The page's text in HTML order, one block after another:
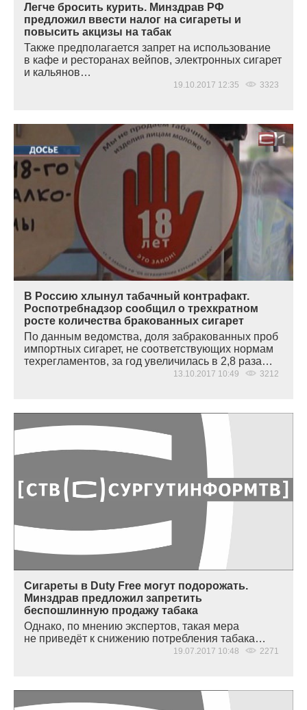
Легче бросить курить. Минздрав РФ
предложил ввести налог на сигареты и
повысить акцизы на табак
Также предполагается запрет на использование
в кафе и ресторанах вейпов, электронных сигарет
и кальянов…
19.10.2017 12:35 3323
В Россию хлынул табачный контрафакт.
Роспотребнадзор сообщил о трехкратном
росте количества бракованных сигарет
По данным ведомства, доля забракованных проб
импортных сигарет, не соответствующих нормам
техрегламентов, за год увеличилась в 2,8 раза…
13.10.2017 10:49 3212
Сигареты в Duty Free могут подорожать.
Минздрав предложил запретить
беспошлинную продажу табака
Однако, по мнению экспертов, такая мера
не приведёт к снижению потребления табака…
19.07.2017 10:48 2271